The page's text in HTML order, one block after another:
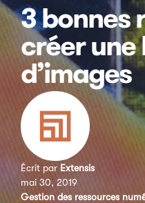
3 bonnes
créer une
d’images
Écrit par Extensis
mai 30, 2019
Gestion des ressources